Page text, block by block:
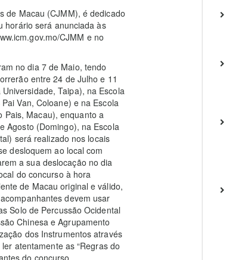
de Macau (CJMM), é dedicado
horário será anunciada às
CJMM e no
no dia 7 de Maio, tendo
entre 24 de Julho e 11
Taipa), na Escola
Van, Coloane) e na Escola
Pais, Macau), enquanto a
Agosto (Domingo), na Escola
será realizado nos locais
desloquem ao local com
a sua deslocação no dia
do concurso à hora
de Macau original e válido,
devem usar
Solo de Percussão Ocidental
Chinesa e Agrupamento
dos Instrumentos através
atentamente as “Regras do
do concurso.